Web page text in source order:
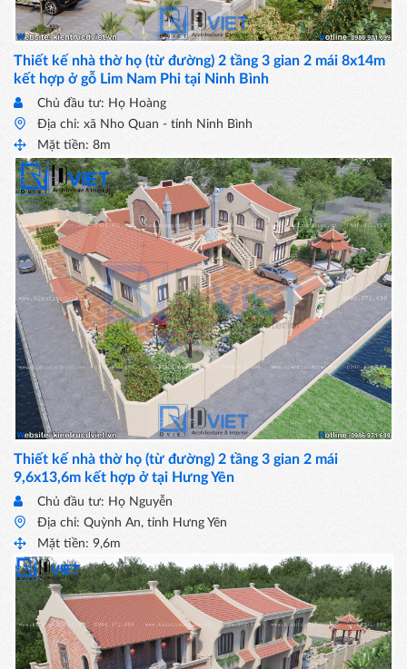
Thiết kế nhà thờ họ (từ đường) 2 tầng 3 gian 2 mái 8x14m
kết hợp ở gỗ Lim Nam Phi tại Ninh Bình
Chủ đầu tư: Họ Hoàng
Địa chỉ: xã Nho Quan - tỉnh Ninh Bình
Mặt tiền: 8m
Thiết kế nhà thờ họ (từ đường) 2 tầng 3 gian 2 mái
9,6x13,6m kết hợp ở tại Hưng Yên
Chủ đầu tư: Họ Nguyễn
Địa chỉ: Quỳnh An, tỉnh Hưng Yên
Mặt tiền: 9,6m